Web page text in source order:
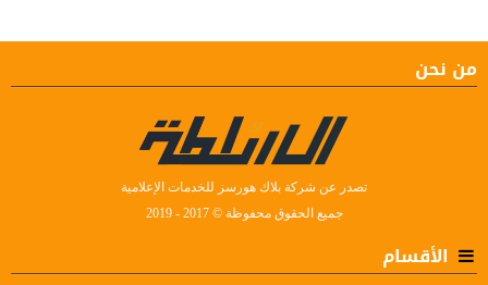
من نحن
تصدر عن شركة بلاك هورسز للخدمات الإعلامية
جميع الحقوق محفوظة © 2017 - 2019
الأقسام